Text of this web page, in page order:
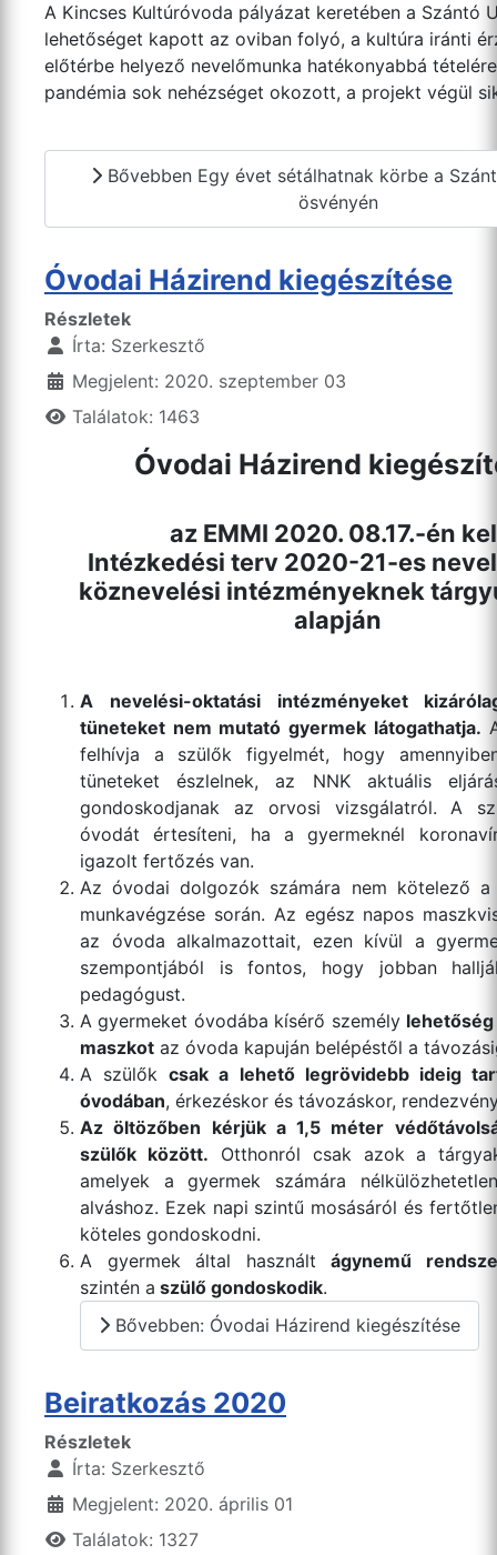
A Kincses Kultúróvoda pályázat keretében a Szántó
lehetőséget kapott az oviban folyó, a kultúra iránti
előtérbe helyező nevelőmunka hatékonyabbá
pandémia sok nehézséget okozott, a projekt végül
Bővebben Egy évet sétálhatnak körbe a
ösvényén
Óvodai Házirend kiegészítése
Részletek
Írta: Szerkesztő
Megjelent: 2020. szeptember 03
Találatok: 1463
Óvodai Házirend
az EMMI 2020. 08.17.-én
Intézkedési terv 2020-21-es
köznevelési intézményeknek
alapján
A nevelési-oktatási intézményeket
tüneteket nem mutató gyermek látogathatja.
felhívja a szülők figyelmét, hogy
tüneteket észlelnek, az NNK aktuális
gondoskodjanak az orvosi vizsgálatról. A
óvodát értesíteni, ha a gyermeknél
igazolt fertőzés van.
Az óvodai dolgozók számára nem kötelező a
munkavégzése során. Az egész napos
az óvoda alkalmazottait, ezen kívül a
szempontjából is fontos, hogy jobban
pedagógust.
A gyermeket óvodába kísérő személy
maszkot az óvoda kapuján belépéstől a
A szülőkcsak a lehető legrövidebb ideig
óvodában, érkezéskor és távozáskor,
Az öltözőben kérjük a 1,5 méter
szülők között. Otthonról csak azok a
amelyek a gyermek számára
alváshoz. Ezek napi szintű mosásáról és
köteles gondoskodni.
A gyermek által használt ágynemű
szintén a szülő gondoskodik.
Bővebben: Óvodai Házirend kiegészítése
Beiratkozás 2020
Részletek
Írta: Szerkesztő
Megjelent: 2020. április 01
Találatok: 1327